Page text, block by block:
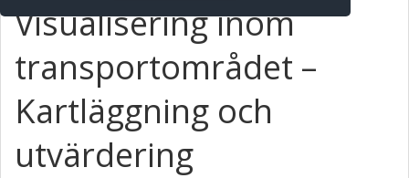
Visualisering inom
transportområdet –
Kartläggning och
utvärdering